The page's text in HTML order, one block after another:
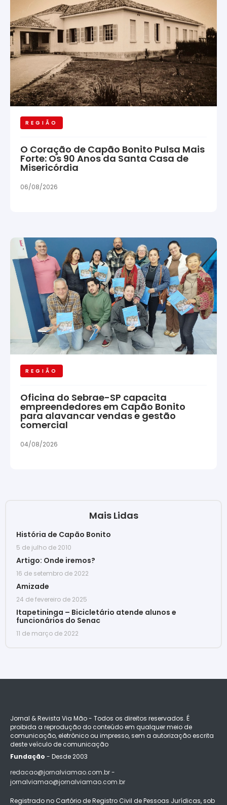
REGIÃO
O Coração de Capão Bonito Pulsa Mais
Forte: Os 90 Anos da Santa Casa de
Misericórdia
06/08/2026
REGIÃO
Oficina do Sebrae-SP capacita
empreendedores em Capão Bonito
para alavancar vendas e gestão
comercial
04/08/2026
Mais Lidas
História de Capão Bonito
5 de julho de 2010
Artigo: Onde iremos?
16 de setembro de 2022
Amizade
24 de fevereiro de 2025
Itapetininga – Bicicletário atende alunos e
funcionários do Senac
11 de março de 2022
Jornal & Revista Via Mão - Todos os direitos reservados. É
proibida a reprodução do conteúdo em qualquer meio de
comunicação, eletrônico ou impresso, sem a autorização escrita
deste veículo de comunicação
Fundação - Desde 2003
redacao@jornalviamao.com.br -
jornalviamao@jornalviamao.com.br
Registrado no Cartório de Registro Civil de Pessoas Jurídicas, sob